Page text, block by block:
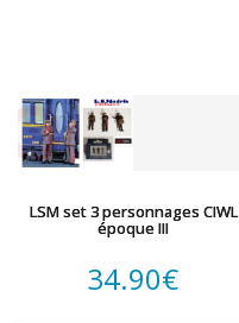
LSM set 3 personnages CIWL
époque III
34.90€